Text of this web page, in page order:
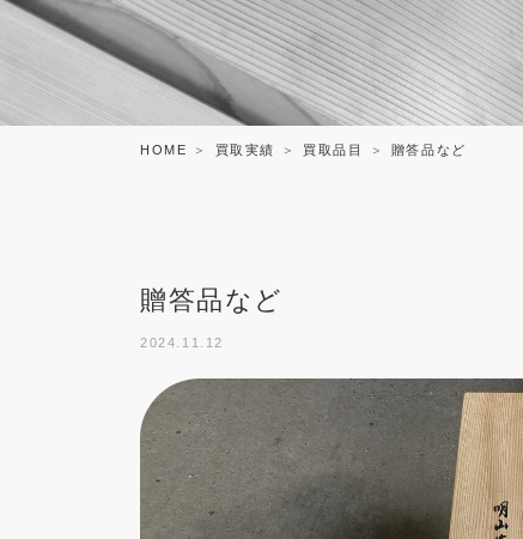
HOME 買取実績 買取品目 贈答品など
贈答品など
2024.11.12